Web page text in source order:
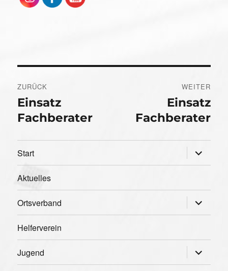
ZURÜCK
Vorheriger
Beitrag:
Einsatz
Fachberater
WEITER
Beitrag:
Einsatz
Fachberater
Start
öffnen
Aktuelles
Ortsverband
öffnen
Helferverein
Jugend
öffnen